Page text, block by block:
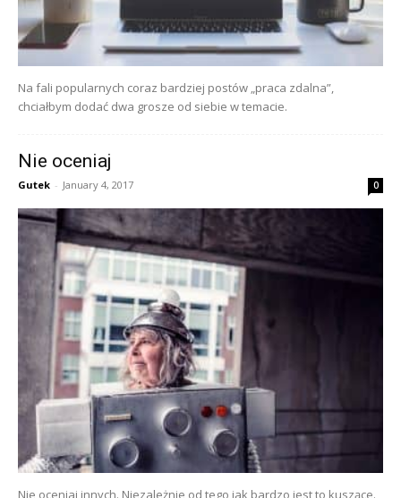
Na fali popularnych coraz bardziej postów „praca zdalna”,
chciałbym dodać dwa grosze od siebie w temacie.
Nie oceniaj
Gutek - January 4, 2017 0
Nie oceniaj innych. Niezależnie od tego jak bardzo jest to kuszące.